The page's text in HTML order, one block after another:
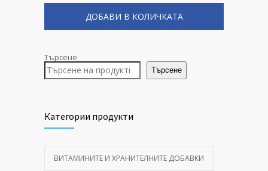
ДОБАВИ В КОЛИЧКАТА
Търсене
Търсене
Категории продукти
ВИТАМИНИТЕ И ХРАНИТЕЛНИТЕ ДОБАВКИ